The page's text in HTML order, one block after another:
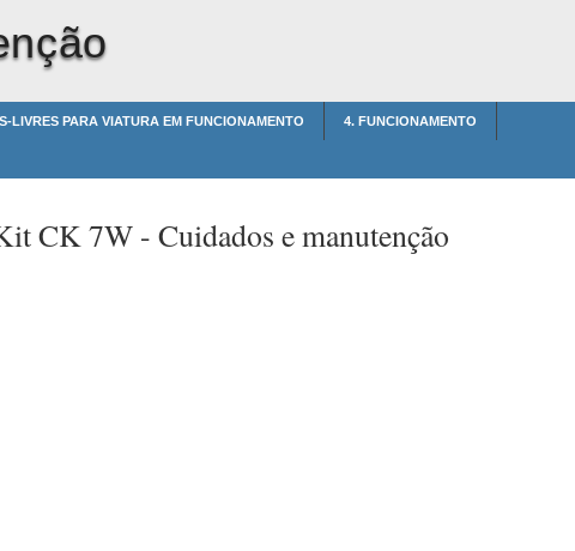
LIVRES PARA VIATURA EM FUNCIONAMENTO 4. FUNCIONAMENTO
CK 7W - Cuidados e manutenção